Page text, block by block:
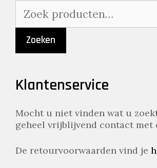
naar:
Zoeken
Klantenservice
Mocht u niet vinden wat u
geheel vrijblijvend contact met
De retourvoorwaarden vind je